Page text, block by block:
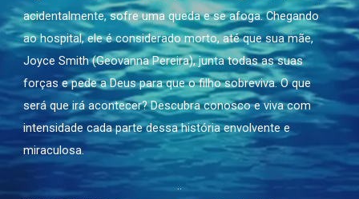
acidentalmente, sofre uma queda e se afoga. Chegando
ao hospital, ele é considerado morto, até que sua mãe,
Joyce Smith (Geovanna Pereira), junta todas as suas
forças e pede a Deus para que o filho sobreviva. O que
será que irá acontecer? Descubra conosco e viva com
intensidade cada parte dessa história envolvente e
miraculosa.
..